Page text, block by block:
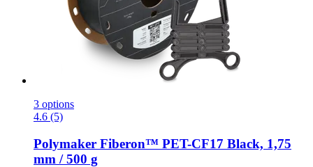
3 options
4.6 (5)
Polymaker Fiberon™ PET-​CF17 Black, 1,75
mm / 500 g